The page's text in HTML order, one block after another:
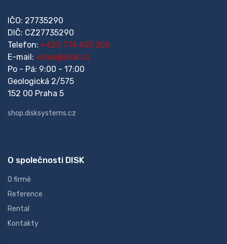
IČO: 27735290
DIČ: CZ27735290
Telefon: +420 774 425 306
E-mail: video@disk.cz
Po - Pá: 9:00 - 17:00
Geologická 2/575
152 00 Praha 5
shop.disksystems.cz
O společnosti DISK
O firmě
Reference
Rental
Kontakty